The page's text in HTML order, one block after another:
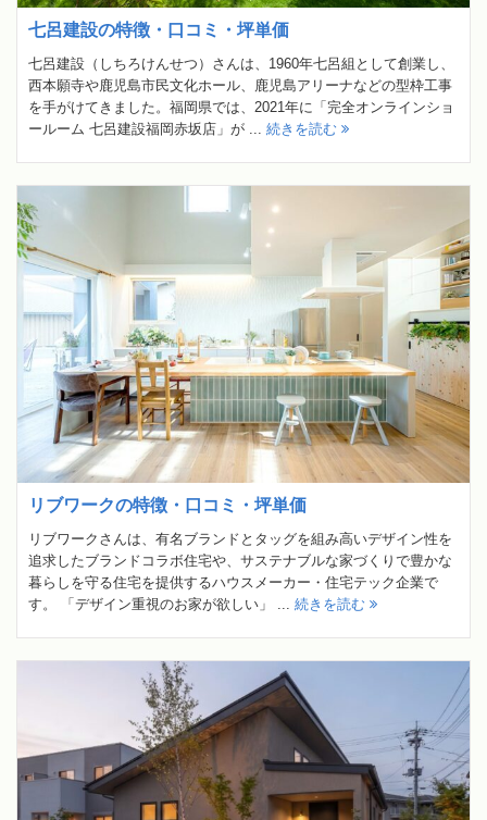
七呂建設の特徴・口コミ・坪単価
七呂建設（しちろけんせつ）さんは、1960年七呂組として創業し、
西本願寺や鹿児島市民文化ホール、鹿児島アリーナなどの型枠工事
を手がけてきました。福岡県では、2021年に「完全オンラインショ
ールーム 七呂建設福岡赤坂店」が ... 続きを読む
リブワークの特徴・口コミ・坪単価
リブワークさんは、有名ブランドとタッグを組み高いデザイン性を
追求したブランドコラボ住宅や、サステナブルな家づくりで豊かな
暮らしを守る住宅を提供するハウスメーカー・住宅テック企業で
す。 「デザイン重視のお家が欲しい」 ... 続きを読む